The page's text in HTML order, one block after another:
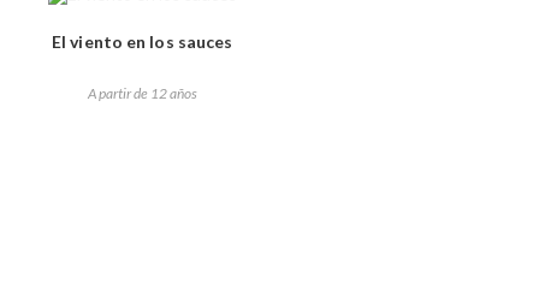
El viento en los sauces
A partir de 12 años